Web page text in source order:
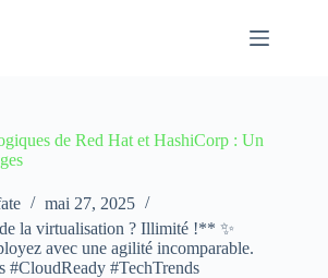
de Red Hat et HashiCorp : Un
mai 27, 2025
la virtualisation ? Illimité !** ✨
avec une agilité incomparable.
#CloudReady #TechTrends